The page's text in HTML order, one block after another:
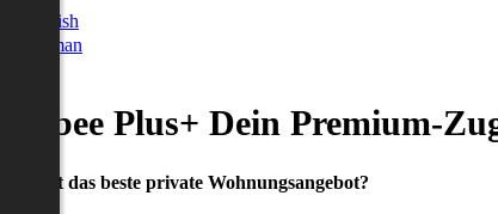
English
German
Plus+ Dein Premium-
willst das beste private Wohnungsangebot?